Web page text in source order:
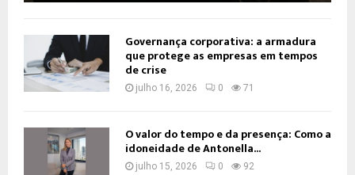
Governança corporativa: a armadura
que protege as empresas em tempos
de crise
julho 16, 2026 0 71
O valor do tempo e da presença: Como a
idoneidade de Antonella...
julho 15, 2026 0 92